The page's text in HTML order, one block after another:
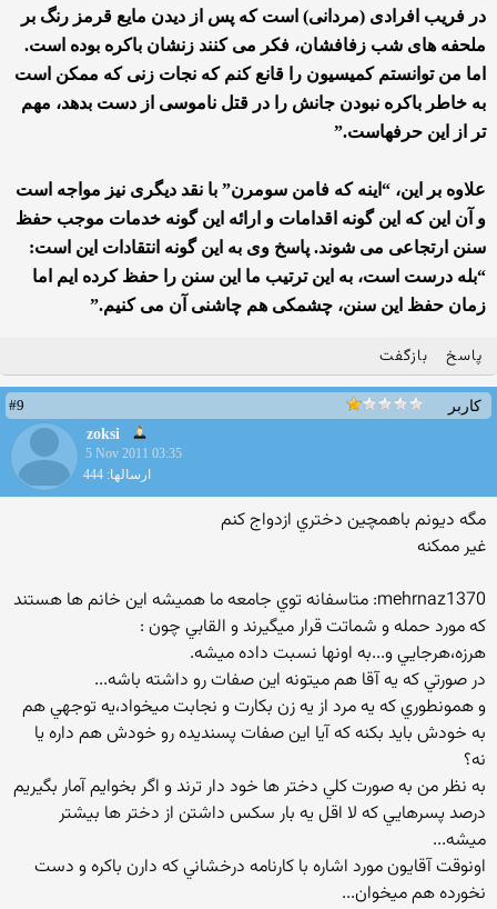
در فریب افرادی (مردانی) است که پس از دیدن مایع قرمز رنگ بر
ملحفه های شب زفافشان، فکر می کنند زنشان باکره بوده است.
اما من توانستم کمیسیون را قانع کنم که نجات زنی که ممکن است
به خاطر باکره نبودن جانش را در قتل ناموسی از دست بدهد، مهم
تر از این حرفهاست.”
علاوه بر این، “اینه که فامن سومرن” با نقد دیگری نیز مواجه است
و آن این که این گونه اقدامات و ارائه این گونه خدمات موجب حفظ
سنن ارتجاعی می شوند. پاسخ وی به این گونه انتقادات این است:
“بله درست است، به این ترتیب ما این سنن را حفظ کرده ایم اما
زمان حفظ این سنن، چشمکی هم چاشنی آن می کنیم.”
پاسخ بازگفت
کاربر
#9
zoksi
5 Nov 2011 03:35
ارسالها: 444
مگه ديونم باهمچين دختري ازدواج كنم
غير ممكنه
mehrnaz1370: متاسفانه توي جامعه ما هميشه اين خانم ها هستند
كه مورد حمله و شماتت قرار ميگيرند و القابي چون :
هرزه،هرجايي و...به اونها نسبت داده ميشه.
در صورتي كه يه آقا هم ميتونه اين صفات رو داشته باشه...
و همونطوري كه يه مرد از يه زن بكارت و نجابت ميخواد،يه توجهي هم
به خودش بايد بكنه كه آيا اين صفات پسنديده رو خودش هم داره يا
نه؟
به نظر من به صورت كلي دختر ها خود دار ترند و اگر بخوايم آمار بگيريم
درصد پسرهايي كه لا اقل يه بار سكس داشتن از دختر ها بيشتر
ميشه...
اونوقت آقايون مورد اشاره با كارنامه درخشاني كه دارن باكره و دست
نخورده هم ميخوان...